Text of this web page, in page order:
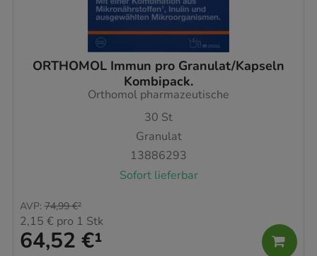
ORTHOMOL Immun pro Granulat/Kapseln
Kombipack.
Orthomol pharmazeutische
30 St
Granulat
13886293
Sofort lieferbar
64,52 €¹
AVP: 74,99 €²
2,15 € pro 1 Stk